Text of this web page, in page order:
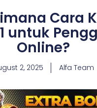
Cara
untuk
Online?
2, 2025 Alfa Team